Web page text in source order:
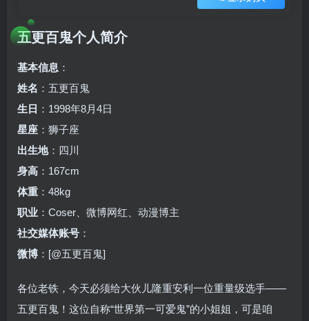
五更百鬼个人简介
基本信息 ：
姓名 ：五更百鬼
生日 ：1998年8月4日
星座 ：狮子座
出生地：四川
身高 ：167cm
体重 ：48kg
职业 ：Coser、微博网红、动漫博主
社交媒体账号 ：
微博 ：[@五更百鬼]
各位老铁，今天必须给大伙儿隆重安利一位重量级选手——
五更百鬼！这位自称“世界第一可爱鬼”的小姐姐，可是咱